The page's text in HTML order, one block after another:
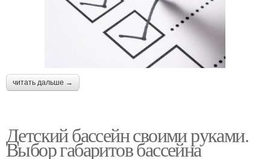
читать дальше →
Детский бассейн своими руками.
Выбор габаритов бассейна